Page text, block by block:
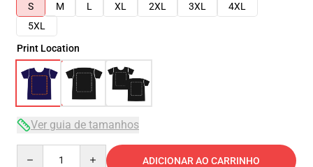
S
M L XL 2XL 3XL
4XL
5XL
Print Location
Ver guia de tamanhos
ADICIONAR AO CARRINHO